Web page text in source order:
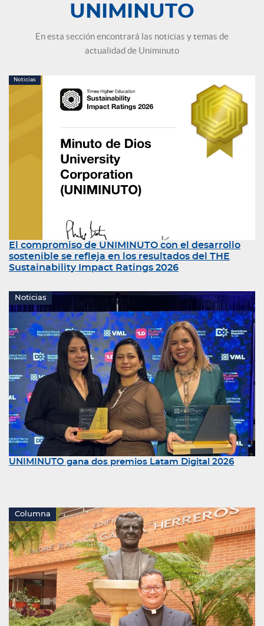
UNIMINUTO
En esta sección encontrará las noticias y temas de
actualidad de Uniminuto
Noticias
El compromiso de UNIMINUTO con el desarrollo
sostenible se refleja en los resultados del THE
Sustainability Impact Ratings 2026
Noticias
UNIMINUTO gana dos premios Latam Digital 2026
Columna